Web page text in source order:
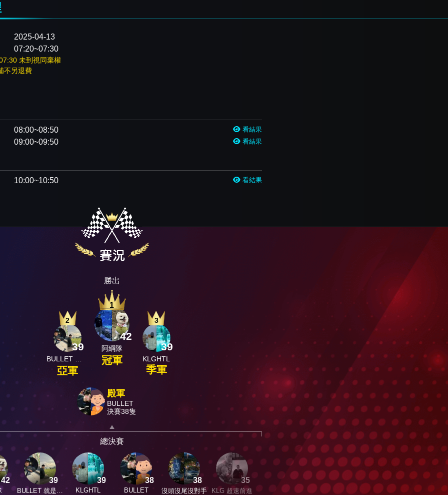
2025-04-13
07:20~07:30
未到視同棄權
不另退費
08:00~08:50 看結果
09:00~09:50 看結果
10:00~10:50 看結果
勝出
1
42
阿綱隊
冠軍
2
39
BULLET 就是愛打龍
亞軍
3
39
KLGHTL
季軍
殿軍
BULLET
決賽38隻
總決賽
42 39
BULLET 就是愛
39
KLGHTL
38
BULLET
38
沒頭沒尾沒對手
35
KLG 超速前進